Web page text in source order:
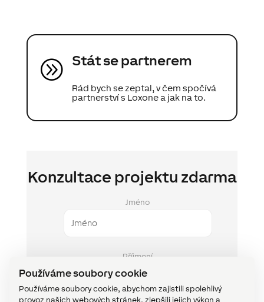
Používáme soubory cookie
Používáme soubory cookie, abychom zajistili spolehlivý
provoz našich webových stránek, zlepšili jejich výkon a
A Stát se partnerem
Rád bych se zeptal, v čem spočívá
partnerství s Loxone a jak na to.
Konzultace projektu zdarma
Jméno
Příjmení